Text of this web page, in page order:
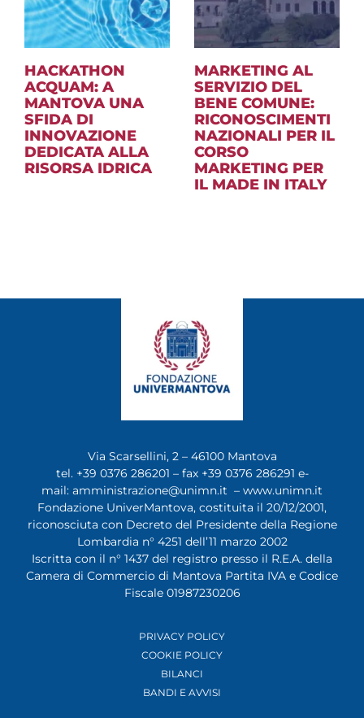
HACKATHON
ACQUAM: A
MANTOVA UNA
SFIDA DI
INNOVAZIONE
DEDICATA ALLA
RISORSA IDRICA
MARKETING AL
SERVIZIO DEL
BENE COMUNE:
RICONOSCIMENTI
NAZIONALI PER IL
CORSO
MARKETING PER
IL MADE IN ITALY
Via Scarsellini, 2 – 46100 Mantova
tel. +39 0376 286201 – fax +39 0376 286291 e-
mail: amministrazione@unimn.it – www.unimn.it
Fondazione UniverMantova, costituita il 20/12/2001,
riconosciuta con Decreto del Presidente della Regione
Lombardia n° 4251 dell’11 marzo 2002
Iscritta con il n° 1437 del registro presso il R.E.A. della
Camera di Commercio di Mantova Partita IVA e Codice
Fiscale 01987230206
PRIVACY POLICY
COOKIE POLICY
BILANCI
BANDI E AVVISI